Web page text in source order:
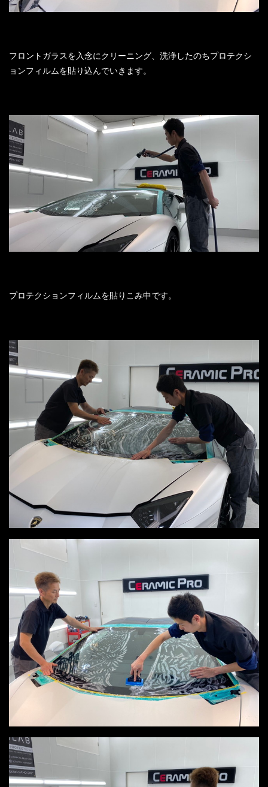
フロントガラスを入念にクリーニング、洗浄したのちプロテクシ
ョンフィルムを貼り込んでいきます。
プロテクションフィルムを貼りこみ中です。